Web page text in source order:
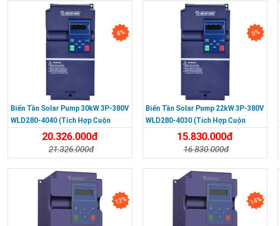
4%
Biến Tần Solar Pump 30kW 3P-380V
WLD280-4040 (tích Hợp Cuộn
Kháng DC)20.326.000đ
21.326.000đ
5%
Biến Tần Solar Pump 22kW 3P-380V
WLD280-4030 (tích Hợp Cuộn
Kháng DC)15.830.000đ
16.830.000đ
13% 14%